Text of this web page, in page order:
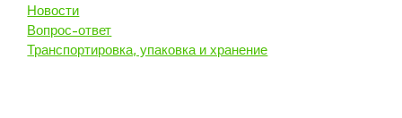
Новости
Вопрос-ответ
Транспортировка, упаковка и хранение